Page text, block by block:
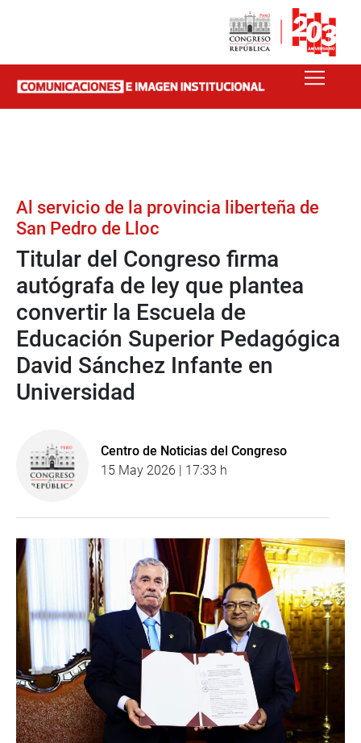
Al servicio de la provincia liberteña de
San Pedro de Lloc
Titular del Congreso firma
autógrafa de ley que plantea
convertir la Escuela de
Educación Superior Pedagógica
David Sánchez Infante en
Universidad
Centro de Noticias del Congreso
15 May 2026 | 17:33 h